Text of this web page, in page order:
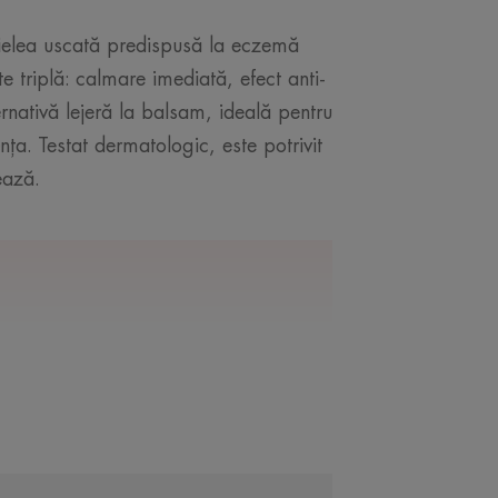
uscată predispusă la eczemă
triplă: calmare imediată, efect anti-
lejeră la balsam, ideală pentru
Testat dermatologic, este potrivit